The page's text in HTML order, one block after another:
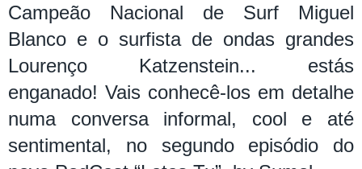
Campeão Nacional de Surf Miguel
Blanco e o surfista de ondas grandes
Lourenço Katzenstein... estás
enganado! Vais conhecê-los em detalhe
numa conversa informal, cool e até
sentimental, no segundo episódio do